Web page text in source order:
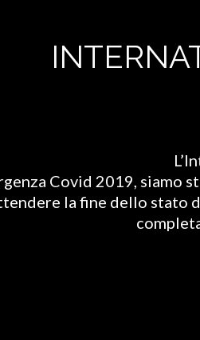
Covid 2019, siamo
la fine dello stato